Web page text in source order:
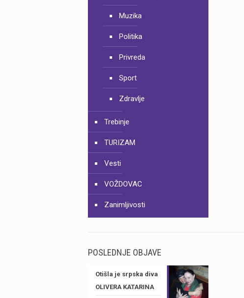
Muzika
Politika
Privreda
Sport
Zdravlje
Trebinje
TURIZAM
Vesti
VOŽDOVAC
Zanimljivosti
POSLEDNJE OBJAVE
Otišla je srpska diva
OLIVERA KATARINA